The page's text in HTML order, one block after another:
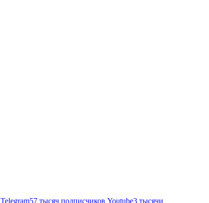
Telegram57 тысяч подписчиков Youtube3 тысячи